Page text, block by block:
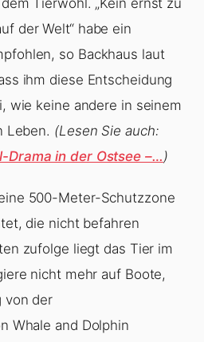
Tierwohl. „Kein ernst zu
der Welt“ habe ein
so Backhaus laut
ihm diese Entscheidung
wie keine andere in seinem
Leben. (Lesen Sie auch:
Drama in der Ostsee –…)
500-Meter-Schutzzone
die nicht befahren
zufolge liegt das Tier im
nicht mehr auf Boote,
von der
Whale and Dolphin